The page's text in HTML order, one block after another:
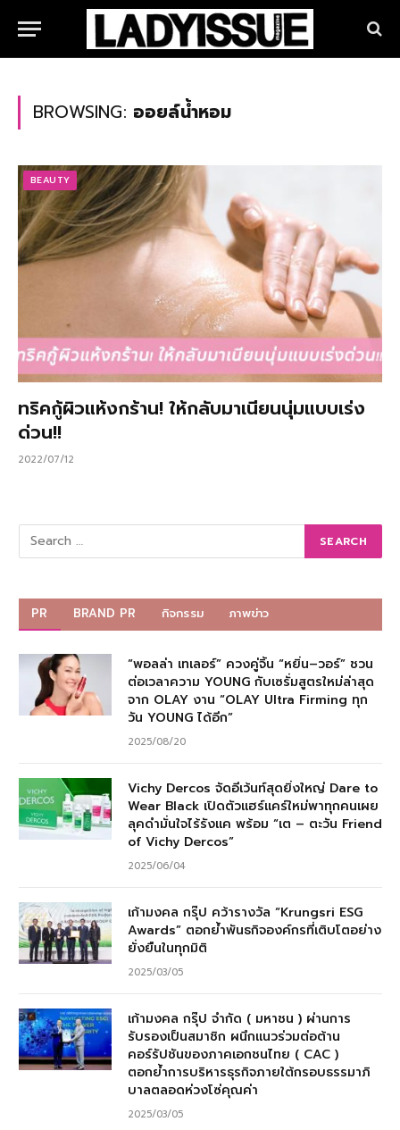
BROWSING: ออยล์น้ำหอม
BEAUTY
ทริคกู้ผิวแห้งกร้าน! ให้กลับมาเนียนนุ่มแบบเร่ง
ด่วน!!
2022/07/12
PR BRAND PR กิจกรรม ภาพข่าว
“พอลล่า เทเลอร์” ควงคู่จิ้น “หยิ่น–วอร์” ชวน
ต่อเวลาความ YOUNG กับเซรั่มสูตรใหม่ล่าสุด
จาก OLAY งาน “OLAY Ultra Firming ทุก
วัน YOUNG ได้อีก”
2025/08/20
Vichy Dercos จัดอีเว้นท์สุดยิ่งใหญ่ Dare to
Wear Black เปิดตัวแฮร์แคร์ใหม่พาทุกคนเผย
ลุคดำมั่นใจไร้รังแค พร้อม “เต – ตะวัน Friend
of Vichy Dercos”
2025/06/04
เก้ามงคล กรุ๊ป คว้ารางวัล “Krungsri ESG
Awards” ตอกย้ำพันธกิจองค์กรที่เติบโตอย่าง
ยั่งยืนในทุกมิติ
2025/03/05
เก้ามงคล กรุ๊ป จำกัด ( มหาชน ) ผ่านการ
รับรองเป็นสมาชิก ผนึกแนวร่วมต่อต้าน
คอร์รัปชันของภาคเอกชนไทย ( CAC )
ตอกย้ำการบริหารธุรกิจภายใต้กรอบธรรมาภิ
บาลตลอดห่วงโซ่คุณค่า
2025/03/05